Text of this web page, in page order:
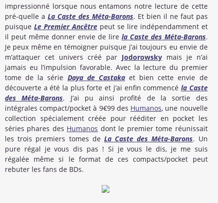
impressionné lorsque nous entamons notre lecture de cette
pré-quelle a La Caste des Méta-Barons. Et bien il ne faut pas
puisque Le Premier Ancêtrepeut se lire indépendamment et
il peut même donner envie de lire la Caste des Méta-Barons.
Je peux même en témoigner puisque j’ai toujours eu envie de
m’attaquer cet univers créé par Jodorowskymais je n’ai
jamais eu l’impulsion favorable. Avec la lecture du premier
tome de la série Daya de Castakaet bien cette envie de
découverte a été la plus forte et j’ai enfin commencé la Caste
des Méta-Barons. J’ai pu ainsi profité de la sortie des
intégrales compact/pocket à 9€99 des Humanos, une nouvelle
collection spécialement créée pour rééditer en pocket les
séries phares des Humanos dont le premier tome réunissait
les trois premiers tomes de La Caste des Méta-Barons. Un
pure régal je vous dis pas ! Si je vous le dis, je me suis
régalée même si le format de ces compacts/pocket peut
rebuter les fans de BDs.